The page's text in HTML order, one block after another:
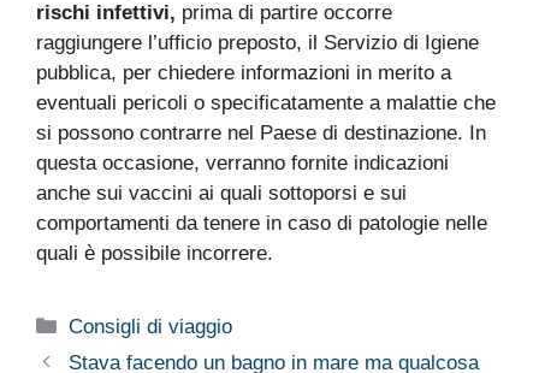
rischi infettivi, prima di partire occorre
raggiungere l’ufficio preposto, il Servizio di Igiene
pubblica, per chiedere informazioni in merito a
eventuali pericoli o specificatamente a malattie che
si possono contrarre nel Paese di destinazione. In
questa occasione, verranno fornite indicazioni
anche sui vaccini ai quali sottoporsi e sui
comportamenti da tenere in caso di patologie nelle
quali è possibile incorrere.
Categorie
Consigli di viaggio
Stava facendo un bagno in mare ma qualcosa